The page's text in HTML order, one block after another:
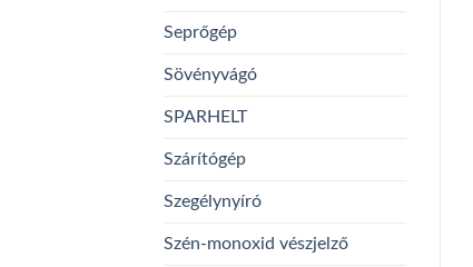
Seprőgép
Sövényvágó
SPARHELT
Szárítógép
Szegélynyíró
Szén-monoxid vészjelző